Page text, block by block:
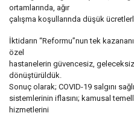
ortamlarında, ağır
çalışma koşullarında düşük
İktidarın “Reformu”nun tek
özel
hastanelerin güvencesiz,
dönüştürüldük.
Sonuç olarak; COVID-19 salgını
sistemlerinin iflasını; kamusal
hizmetlerini